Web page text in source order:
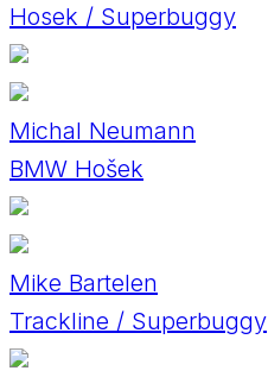
Hosek / Superbuggy
Michal Neumann
BMW Hošek
Mike Bartelen
Trackline / Superbuggy